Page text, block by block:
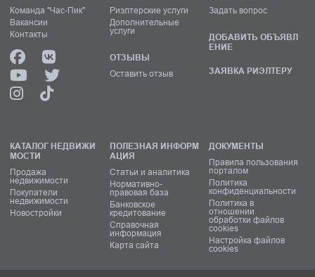
Команда "Час-Пик"
Вакансии
Контакты
Риэлтерские услуги
Дополнительные
услуги
ОТЗЫВЫ
Оставить отзыв
Задать вопрос
ДОБАВИТЬ ОБЪЯВЛ
ЕНИЕ
ЗАЯВКА РИЭЛТЕРУ
КАТАЛОГ НЕДВИЖИ
МОСТИ
Продажа
недвижимости
Покупатели
недвижимости
Новостройки
ПОЛЕЗНАЯ ИНФОРМ
АЦИЯ
Статьи и аналитика
Нормативно-
правовая база
Банковское
кредитование
Справочная
информация
Карта сайта
ДОКУМЕНТЫ
Правила пользования
порталом
Политика
конфиденциальности
Политика в
отношении
обработки файлов
cookies
Настройка файлов
cookies